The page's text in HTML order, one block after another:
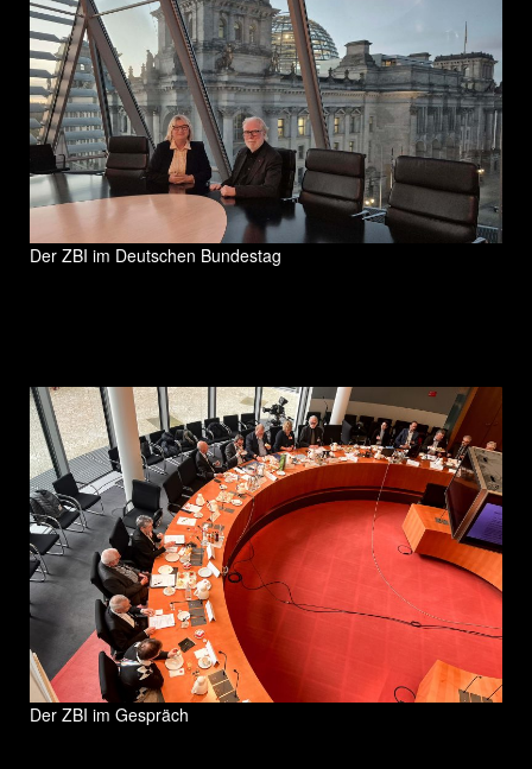
Der ZBI im Deutschen Bundestag
Der ZBI im Gespräch